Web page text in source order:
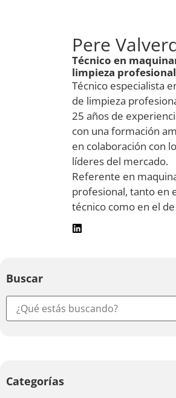
Pere
Técnico en
limpieza profesional
Técnico especialista
de limpieza
25 años de
con una formación
en colaboración con
líderes del mercado.
Referente en
profesional, tanto en
técnico como en el
Buscar
Categorías